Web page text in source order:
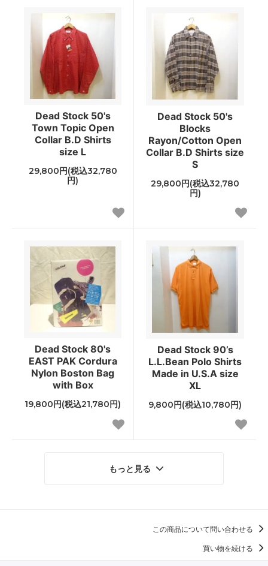
Dead Stock 50's
Town Topic Open
Collar B.D Shirts
size L
29,800円(税込32,780
円)
Dead Stock 50's
Blocks
Rayon/Cotton Open
Collar B.D Shirts size
S
29,800円(税込32,780
円)
Dead Stock 80's
EAST PAK Cordura
Nylon Boston Bag
with Box
19,800円(税込21,780円)
Dead Stock 90’s
L.L.Bean Polo Shirts
Made in U.S.A size
XL
9,800円(税込10,780円)
もっと見る
この商品について問い合わせる
買い物を続ける